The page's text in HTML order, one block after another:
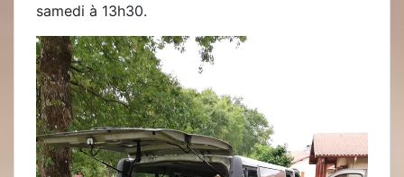
samedi à 13h30.